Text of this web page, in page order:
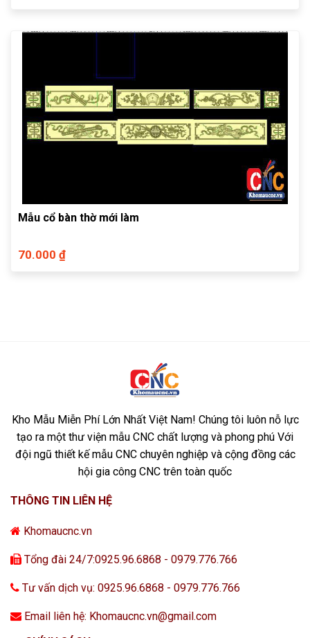
Mẫu cổ bàn thờ mới làm
70.000 ₫
Kho Mẫu Miễn Phí Lớn Nhất Việt Nam! Chúng tôi luôn nỗ lực
tạo ra một thư viện mẫu CNC chất lượng và phong phú Với
đội ngũ thiết kế mẫu CNC chuyên nghiệp và cộng đồng các
hội gia công CNC trên toàn quốc
THÔNG TIN LIÊN HỆ
Khomaucnc.vn
Tổng đài 24/7:0925.96.6868 - 0979.776.766
Tư vấn dịch vụ: 0925.96.6868 - 0979.776.766
Email liên hệ: Khomaucnc.vn@gmail.com